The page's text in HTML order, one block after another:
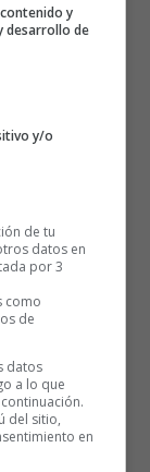
y
desarrollo de
y/o
de tu
datos en
por 3
como
de
datos
a lo que
del sitio,
en